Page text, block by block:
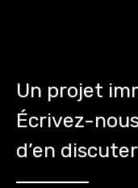
Un projet
Écrivez-
d’en